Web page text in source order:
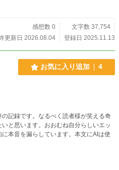
感想数 0
文字数 37,754
更新日 2026.08.04
登録日 2025.11.13
お気に入り追加 4
記録です。なるべく読者様が笑える奇
と思います。おおむね自分らしいエッ
本音を漏らしています。本文にAIは使